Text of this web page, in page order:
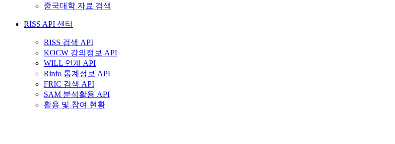
중국대학 자료 검색
RISS API 센터
RISS 검색 API
KOCW 강의정보 API
WILL 연계 API
Rinfo 통계정보 API
FRIC 검색 API
SAM 분석활용 API
활용 및 참여 현황